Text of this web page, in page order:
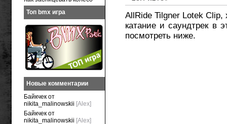
AllRide Tilgner Lotek
катание и саундтрек в
посмотреть ниже.
Топ bmx игра
Новые комментарии
Байкчек от
nikita_malinowskii [Alex]
Байкчек от
nikita_malinowskii [Alex]